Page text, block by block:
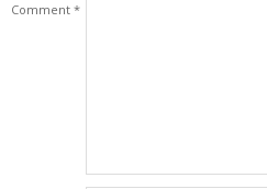
Comment *